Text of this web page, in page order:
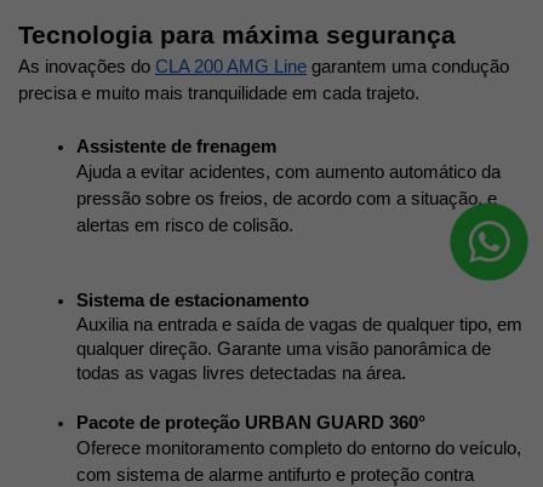
Tecnologia para máxima segurança
As inovações do CLA 200 AMG Line garantem uma condução
precisa e muito mais tranquilidade em cada trajeto.
Assistente de frenagem
Ajuda a evitar acidentes, com aumento automático da
pressão sobre os freios, de acordo com a situação, e
alertas em risco de colisão.
Sistema de estacionamento
Auxilia na entrada e saída de vagas de qualquer tipo, em
qualquer direção. Garante uma visão panorâmica de
todas as vagas livres detectadas na área.
Pacote de proteção URBAN GUARD 360°
Oferece monitoramento completo do entorno do veículo,
com sistema de alarme antifurto e proteção contra